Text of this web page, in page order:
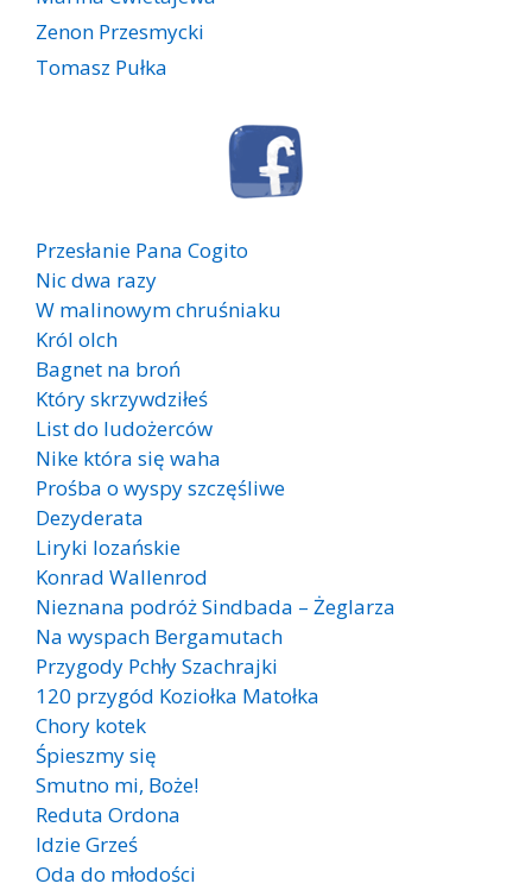
Zenon Przesmycki
Tomasz Pułka
Przesłanie Pana Cogito
Nic dwa razy
W malinowym chruśniaku
Król olch
Bagnet na broń
Który skrzywdziłeś
List do ludożerców
Nike która się waha
Prośba o wyspy szczęśliwe
Dezyderata
Liryki lozańskie
Konrad Wallenrod
Nieznana podróż Sindbada – Żeglarza
Na wyspach Bergamutach
Przygody Pchły Szachrajki
120 przygód Koziołka Matołka
Chory kotek
Śpieszmy się
Smutno mi, Boże!
Reduta Ordona
Idzie Grześ
Oda do młodości